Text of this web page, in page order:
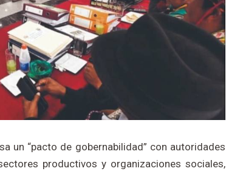
un “pacto de gobernabilidad” con autoridades
productivos y organizaciones sociales,